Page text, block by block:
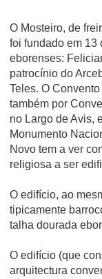
O Mosteiro, de
foi fundado em 13
eborenses:
patrocí­nio do
Teles. O
também por
no Largo de Avis,
Monumento
Novo tem a ver
religiosa a ser
O edifí­cio, ao
tipicamente
talha dourada
O edifí­cio (que
arquitectura